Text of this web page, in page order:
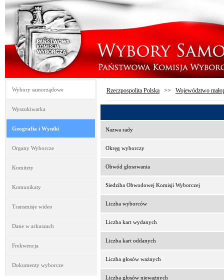
Wybory samorządowe
Wyszukiwarka
Geografia i Wyniki
Organy Wyborcze
Komitety
Komunikaty
Transmisje wideo
Dane w arkuszach
Frekwencja
Dokumenty wyborcze
Rzeczpospolita Polska >> Województwo
Nazwa rady
Okręg wyborczy
Obwód głosowania
Siedziba Obwodowej Komisji Wyborczej
Liczba wyborców
Liczba kart wydanych
Liczba kart oddanych
Liczba głosów ważnych
Liczba głosów nieważnych